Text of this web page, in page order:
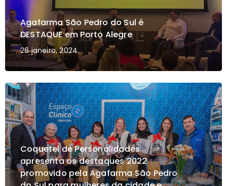
Agafarma São Pedro do Sul é
DESTAQUE em Porto Alegre
26 janeiro, 2024
Coquetel de Personalidades
apresenta os destaques 2022
promovido pela Agafarma São Pedro